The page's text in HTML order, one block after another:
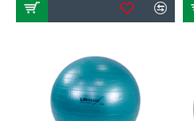
Waarom
Onze accessoires zijn
basis van kwaliteit,
Wij begrijpen dat elke